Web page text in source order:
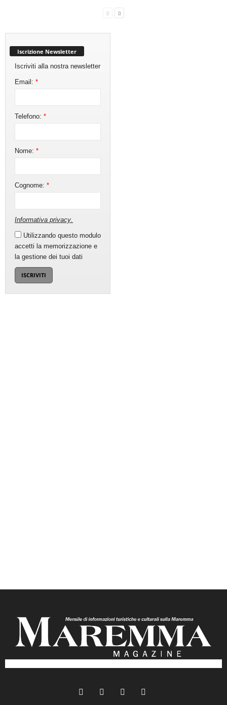
Iscrizione Newsletter
Iscriviti alla nostra newsletter
Email:*
Telefono:*
Nome:*
Cognome:*
Informativa privacy.
Utilizzando questo modulo
accetti la memorizzazione e
la gestione dei tuoi dati